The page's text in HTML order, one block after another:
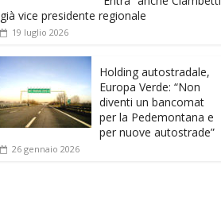
già vice presidente regionale
19 luglio 2026
Holding autostradale,
Europa Verde: “Non
diventi un bancomat
per la Pedemontana e
per nuove autostrade”
26 gennaio 2026